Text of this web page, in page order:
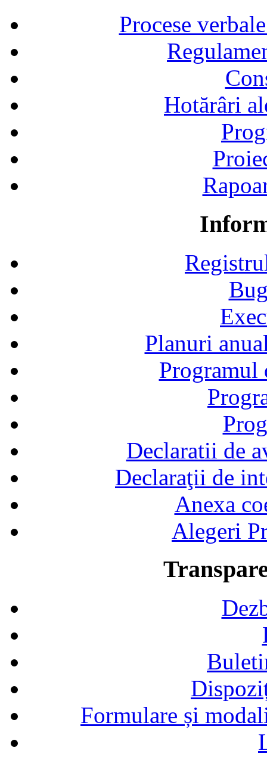
Procese
Hotărâri
Planuri
Declaratii de
Declaraţii de
Anexa
Alegeri
Formulare și